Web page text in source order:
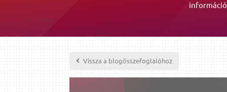
Vissza a blogösszefoglalóhoz